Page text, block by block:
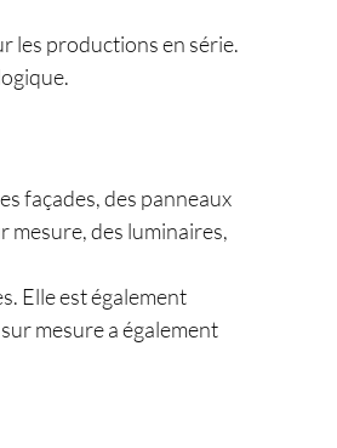
les productions en série.
façades, des panneaux
mesure, des luminaires,
Elle est également
mesure a également